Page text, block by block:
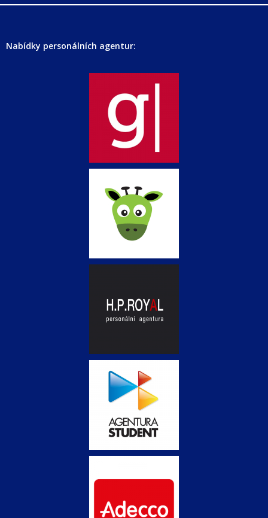
Nabídky personálních agentur: